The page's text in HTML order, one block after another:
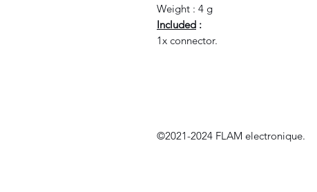
Weight : 4 g
Included :
1x connector.
©2021-2024 FLAM electronique.